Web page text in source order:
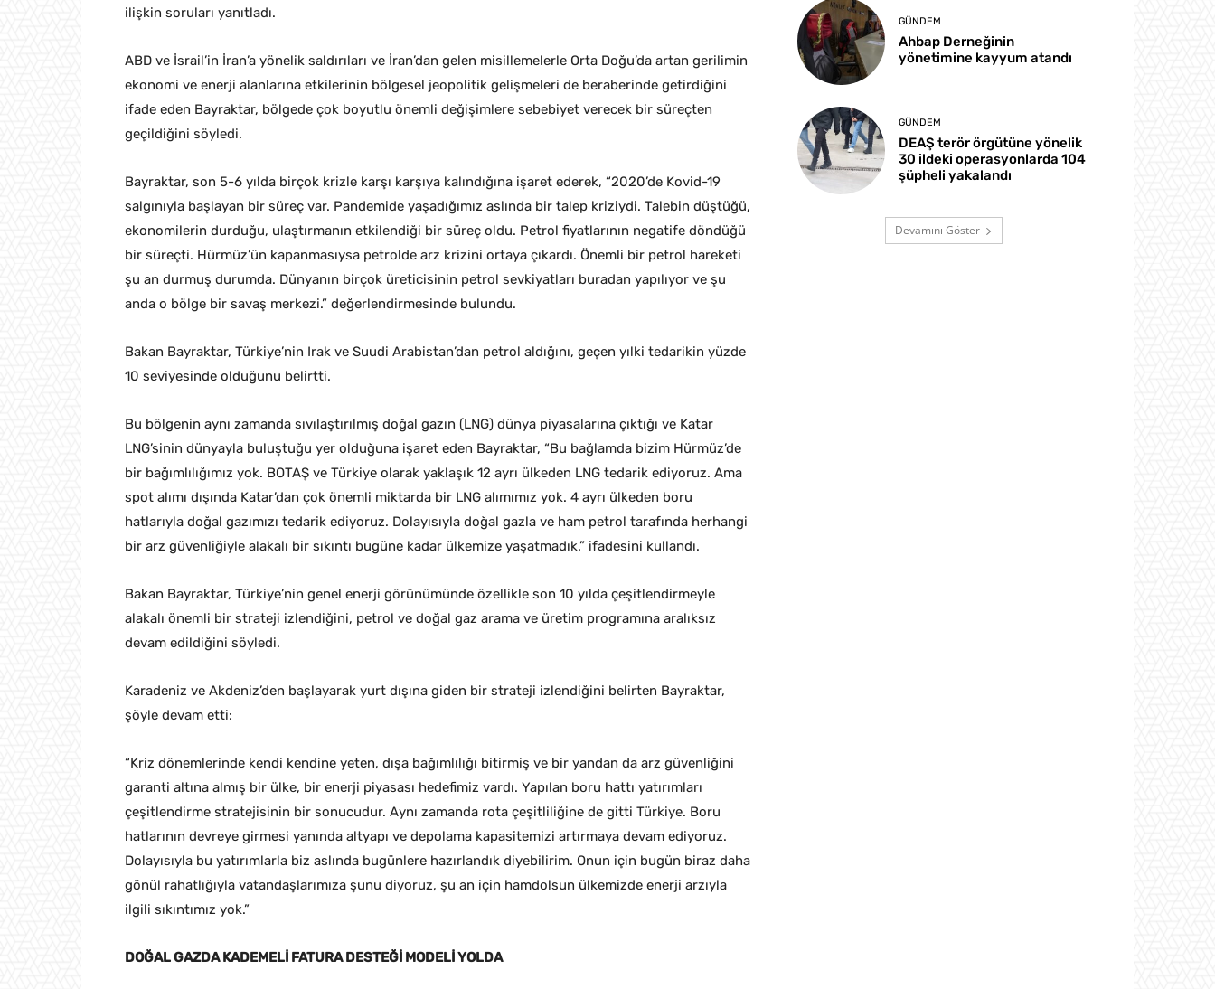
ilişkin soruları yanıtladı.
ABD ve İsrail’in İran’a yönelik saldırıları ve İran’dan gelen misillemelerle Orta Doğu’da artan gerilimin
ekonomi ve enerji alanlarına etkilerinin bölgesel jeopolitik gelişmeleri de beraberinde getirdiğini
ifade eden Bayraktar, bölgede çok boyutlu önemli değişimlere sebebiyet verecek bir süreçten
geçildiğini söyledi.
Bayraktar, son 5-6 yılda birçok krizle karşı karşıya kalındığına işaret ederek, “2020’de Kovid-19
salgınıyla başlayan bir süreç var. Pandemide yaşadığımız aslında bir talep kriziydi. Talebin düştüğü,
ekonomilerin durduğu, ulaştırmanın etkilendiği bir süreç oldu. Petrol fiyatlarının negatife döndüğü
bir süreçti. Hürmüz’ün kapanmasıysa petrolde arz krizini ortaya çıkardı. Önemli bir petrol hareketi
şu an durmuş durumda. Dünyanın birçok üreticisinin petrol sevkiyatları buradan yapılıyor ve şu
anda o bölge bir savaş merkezi.” değerlendirmesinde bulundu.
Bakan Bayraktar, Türkiye’nin Irak ve Suudi Arabistan’dan petrol aldığını, geçen yılki tedarikin yüzde
10 seviyesinde olduğunu belirtti.
Bu bölgenin aynı zamanda sıvılaştırılmış doğal gazın (LNG) dünya piyasalarına çıktığı ve Katar
LNG’sinin dünyayla buluştuğu yer olduğuna işaret eden Bayraktar, “Bu bağlamda bizim Hürmüz’de
bir bağımlılığımız yok. BOTAŞ ve Türkiye olarak yaklaşık 12 ayrı ülkeden LNG tedarik ediyoruz. Ama
spot alımı dışında Katar’dan çok önemli miktarda bir LNG alımımız yok. 4 ayrı ülkeden boru
hatlarıyla doğal gazımızı tedarik ediyoruz. Dolayısıyla doğal gazla ve ham petrol tarafında herhangi
bir arz güvenliğiyle alakalı bir sıkıntı bugüne kadar ülkemize yaşatmadık.” ifadesini kullandı.
Bakan Bayraktar, Türkiye’nin genel enerji görünümünde özellikle son 10 yılda çeşitlendirmeyle
alakalı önemli bir strateji izlendiğini, petrol ve doğal gaz arama ve üretim programına aralıksız
devam edildiğini söyledi.
Karadeniz ve Akdeniz’den başlayarak yurt dışına giden bir strateji izlendiğini belirten Bayraktar,
şöyle devam etti:
“Kriz dönemlerinde kendi kendine yeten, dışa bağımlılığı bitirmiş ve bir yandan da arz güvenliğini
garanti altına almış bir ülke, bir enerji piyasası hedefimiz vardı. Yapılan boru hattı yatırımları
çeşitlendirme stratejisinin bir sonucudur. Aynı zamanda rota çeşitliliğine de gitti Türkiye. Boru
hatlarının devreye girmesi yanında altyapı ve depolama kapasitemizi artırmaya devam ediyoruz.
Dolayısıyla bu yatırımlarla biz aslında bugünlere hazırlandık diyebilirim. Onun için bugün biraz daha
gönül rahatlığıyla vatandaşlarımıza şunu diyoruz, şu an için hamdolsun ülkemizde enerji arzıyla
ilgili sıkıntımız yok.”
DOĞAL GAZDA KADEMELİ FATURA DESTEĞİ MODELİ YOLDA
GÜNDEM
Ahbap Derneğinin
yönetimine kayyum atandı
GÜNDEM
DEAŞ terör örgütüne yönelik
30 ildeki operasyonlarda 104
şüpheli yakalandı
Devamını Göster